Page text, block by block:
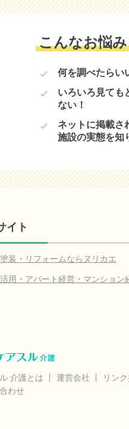
こんなお悩
何を調べたらい
いろいろ見ても
ない！
ネットに掲載さ
施設の実態を知
イト
装・リフォームならヌリカエ
用・アパート経営・マンション
介護とは 運営会社 リン
わせ